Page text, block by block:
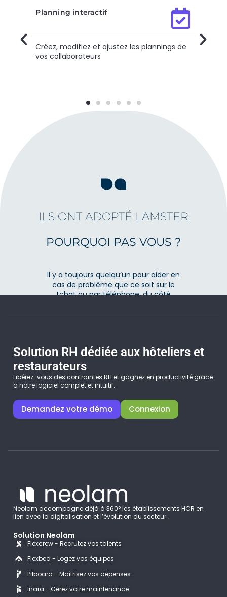
Planning interactif
Créez, modifiez et ajustez les plannings de
vos collaborateurs​
ILS ONT ADOPTÉ LAMSTER
POURQUOI PAS VOUS ?
Il y a toujours quelqu’un pour aider en
cas de problème que ce soit sur le
tchat ou par téléphone, du côté
Solution RH dédiée aux hôteliers et
restaurateurs
Libérez-vous des contraintes RH et gagnez en productivité grâce
à notre logiciel complet et intuitif.
Demandez votre démo Connexion
Neolam accompagne déjà à 360° les établissements HCR en
lien avec la digitalisation et l’évolution du secteur.
Solution Neolam
Flexcrew - Recrutez vos talents
Flexbed - Logez vos équipes
Pilboard - Maîtrisez vos dépenses
Inara - Gérez votre maintenance